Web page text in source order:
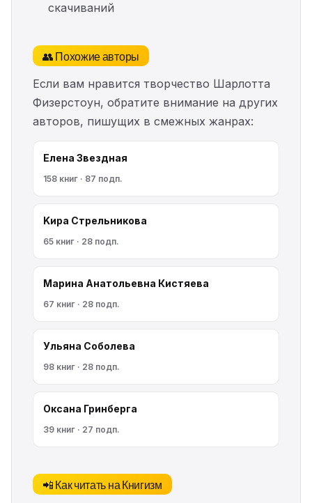
скачиваний
👥 Похожие авторы
Если вам нравится творчество Шарлотта
Физерстоун, обратите внимание на других
авторов, пишущих в смежных жанрах:
Елена Звездная
158 книг · 87 подп.
Kирa Cтрeльникoва
65 книг · 28 подп.
Марина Анатольевна Кистяева
67 книг · 28 подп.
Ульяна Соболева
98 книг · 28 подп.
Оксана Гринберга
39 книг · 27 подп.
📲 Как читать на Книгизм